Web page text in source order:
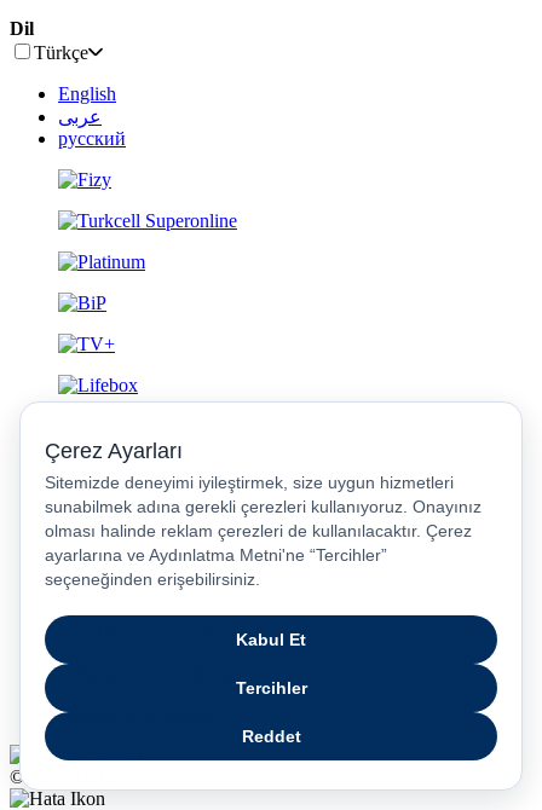
Dil
Türkçe
English
عربى
русский
Gizlilik ve Güvenlik
© 2026 Turkcell